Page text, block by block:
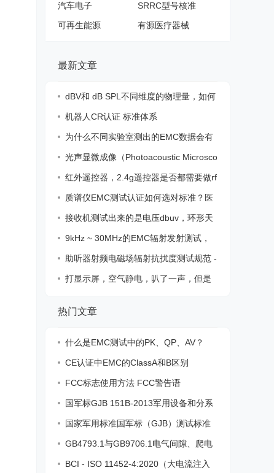
汽车电子
SRRC型号核准
可再生能源
有源医疗器械
最新文章
dBV和 dB SPL不同维度的物理量，如何
转化换
机器人CR认证 标准体系
为什么不同实验室测出的EMC数据会有
差异？
光声显微成像（Photoacoustic Microsco
py，
红外遥控器，2.4g遥控器是否都需要做rf
认证质谱仪EMC测试认证如何选对标准？医
疗器械
接收机测试出来的是电压dbuv，环形天
线测试
9kHz ~ 30MHz的EMC辐射发射测试，
我们应该
助听器射频电磁场辐射抗扰度测试规范 -
IRI打显示屏，空气静电，叭了一声，但是
热门文章
什么是EMC测试中的PK、QP、AV？
CE认证中EMC的ClassA和B区别
FCC标志使用方法 FCC警告语
国军标GJB 151B-2013军用设备和分系
统电磁
国家军用标准国军标（GJB）测试标准
一览表
GB4793.1与GB9706.1电气间隙、爬电
距离、电
BCI - ISO 11452-4:2020（大电流注入